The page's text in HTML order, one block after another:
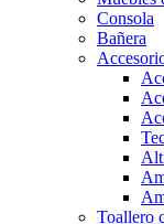
Consola
Bañera
Toallero